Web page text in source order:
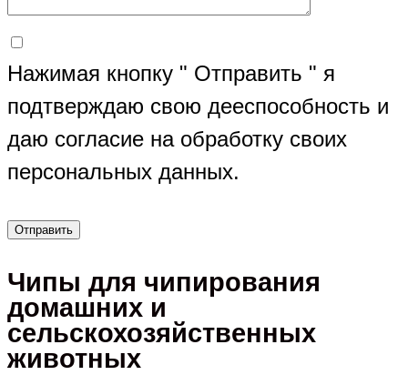
Нажимая кнопку " Отправить " я
подтверждаю свою дееспособность и
даю согласие на обработку своих
персональных данных.
Чипы для чипирования
домашних и
сельскохозяйственных
животных